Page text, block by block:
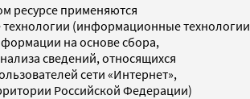
ресурсе применяются
(информационные технологии
на основе сбора,
сведений, относящихся
сети «Интернет»,
Российской Федерации)